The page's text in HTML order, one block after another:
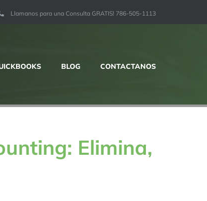
Llamanos para una Consulta GRATIS! 786-505-1113
BLOG CONTACTANOS
Elimina,